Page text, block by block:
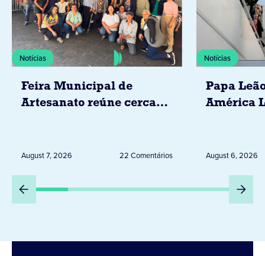
Notícias
Feira Municipal de
Artesanato reúne cerca
August 7, 2026 22 Comentários
Notícias
Papa
América
Peru
August 6, 2026